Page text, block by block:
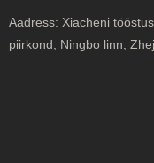
Aadress: Xiacheni
piirkond, Ningbo linn,